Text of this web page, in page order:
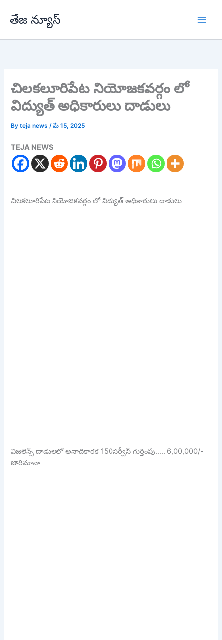
తేజ న్యూస్
చిలకలూరిపేట నియోజకవర్గం లో
విద్యుత్ అధికారులు దాడులు
Byteja news/మే 15, 2025
TEJA NEWS
చిలకలూరిపేట నియోజకవర్గం లో విద్యుత్ అధికారులు దాడులు
విజలెన్స్ దాడులలో అనాదికారక 150సర్వీస్ గుర్తింపు….. 6,00,000/-
జారిమానా